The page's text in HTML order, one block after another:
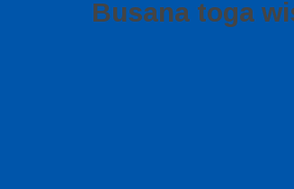
Busana toga